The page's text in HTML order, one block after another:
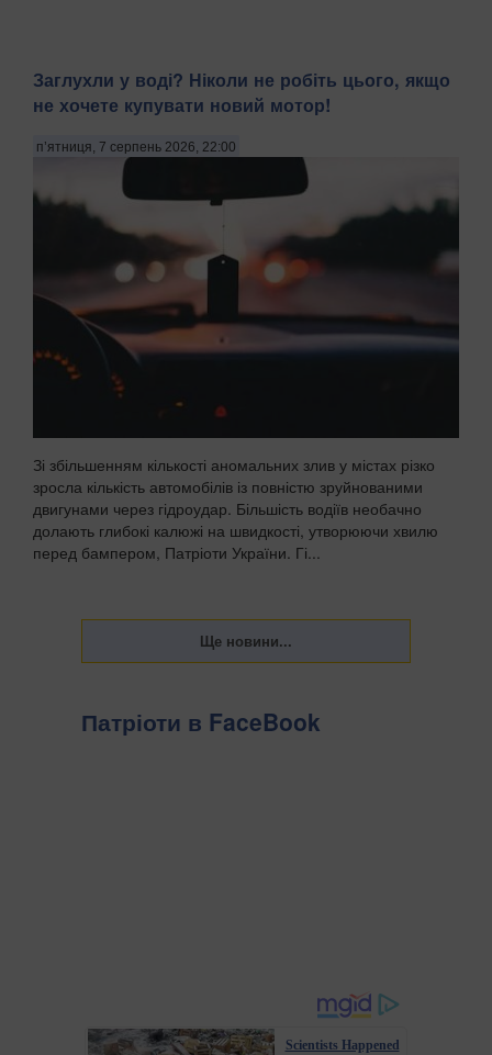
Заглухли у воді? Ніколи не робіть цього, якщо
не хочете купувати новий мотор!
п’ятниця, 7 серпень 2026, 22:00
Зі збільшенням кількості аномальних злив у містах різко
зросла кількість автомобілів із повністю зруйнованими
двигунами через гідроудар. Більшість водіїв необачно
долають глибокі калюжі на швидкості, утворюючи хвилю
перед бампером, Патріоти України. Гі...
Патріоти в FaceBook
Scientists Happened